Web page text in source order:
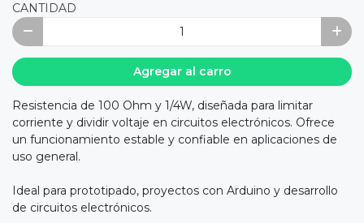
CANTIDAD
Agregar al carro
Resistencia de 100 Ohm y 1/4W, diseñada para limitar
corriente y dividir voltaje en circuitos electrónicos. Ofrece
un funcionamiento estable y confiable en aplicaciones de
uso general.
Ideal para prototipado, proyectos con Arduino y desarrollo
de circuitos electrónicos.